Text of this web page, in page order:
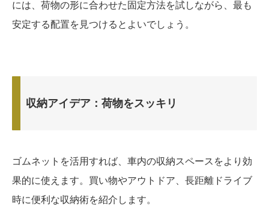
には、荷物の形に合わせた固定方法を試しながら、最も
安定する配置を見つけるとよいでしょう。
収納アイデア：荷物をスッキリ
ゴムネットを活用すれば、車内の収納スペースをより効
果的に使えます。買い物やアウトドア、長距離ドライブ
時に便利な収納術を紹介します。